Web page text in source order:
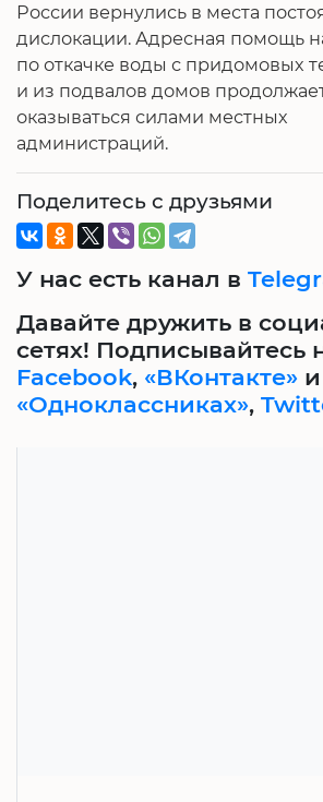
России вернулись в места
дислокации. Адресная помощь
по откачке воды с придомовых
и из подвалов домов
оказываться силами местных
администраций.
Поделитесь с друзьями
У нас есть канал в
Давайте дружить в
сетях! Подписывайтесь
Facebook, «ВКонтакте» и
«Одноклассниках»,